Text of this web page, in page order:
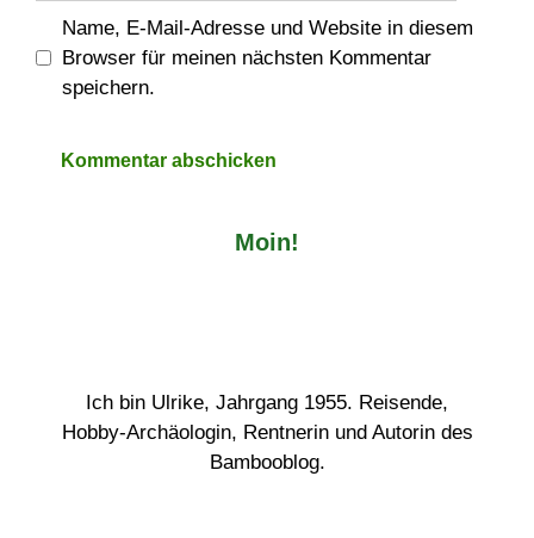
Name, E-Mail-Adresse und Website in diesem
Browser für meinen nächsten Kommentar
speichern.
Moin!
Ich bin Ulrike, Jahrgang 1955. Reisende,
Hobby-Archäologin, Rentnerin und Autorin des
Bambooblog.